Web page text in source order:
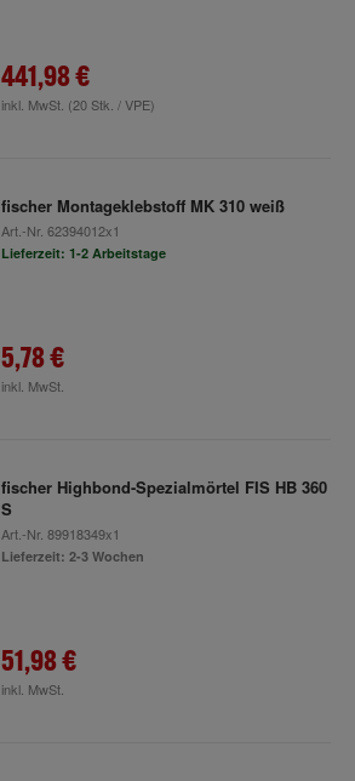
441,98 €
inkl. MwSt. (20 Stk. / VPE)
fischer Montageklebstoff MK 310 weiß
Art.-Nr. 62394012x1
Lieferzeit: 1-2 Arbeitstage
5,78 €
inkl. MwSt.
fischer Highbond-Spezialmörtel FIS HB 360
S
Art.-Nr. 89918349x1
Lieferzeit: 2-3 Wochen
51,98 €
inkl. MwSt.